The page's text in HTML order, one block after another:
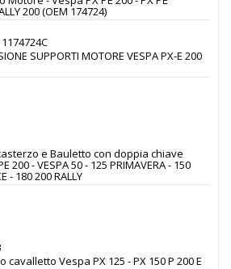
200 (OEM 174724)
1174724C
SUPPORTI MOTORE VESPA PX-E 200
e Bauletto con doppia chiave
200 - VESPA 50 - 125 PRIMAVERA - 150
- 180 200 RALLY
Vespa PX 125 - PX 150 P 200 E